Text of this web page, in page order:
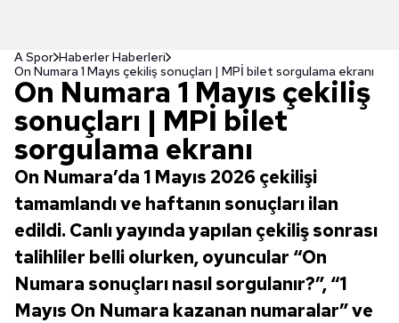
A Spor Haberler Haberleri
On Numara 1 Mayıs çekiliş sonuçları | MPİ bilet sorgulama ekranı
On Numara 1 Mayıs çekiliş
sonuçları | MPİ bilet
sorgulama ekranı
On Numara’da 1 Mayıs 2026 çekilişi
tamamlandı ve haftanın sonuçları ilan
edildi. Canlı yayında yapılan çekiliş sonrası
talihliler belli olurken, oyuncular “On
Numara sonuçları nasıl sorgulanır?”, “1
Mayıs On Numara kazanan numaralar” ve